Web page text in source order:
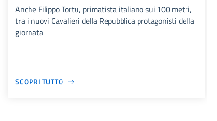
Anche Filippo Tortu, primatista italiano sui 100 metri,
tra i nuovi Cavalieri della Repubblica protagonisti della
giornata
SCOPRI TUTTO